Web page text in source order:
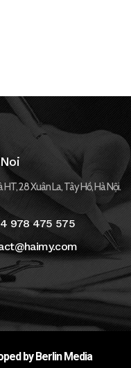
HT, 28 Xuân La, Tây Hồ, Hà Nội.
978 475 575
by Berlin Media